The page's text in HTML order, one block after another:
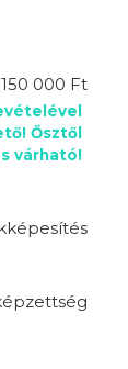
150 000 Ft
Ősztől
várható!